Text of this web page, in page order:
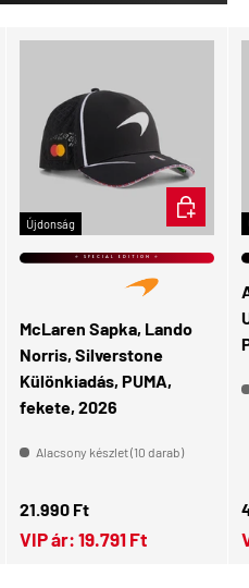
Újdonság
⭐ SPECIAL EDITION ⭐
McLaren Sapka, Lando
Norris, Silverstone
Különkiadás, PUMA,
fekete, 2026
Alacsony készlet (10 darab)
Normál ár
21.990 Ft
VIP ár: 19.791 Ft
KOSÁRBA